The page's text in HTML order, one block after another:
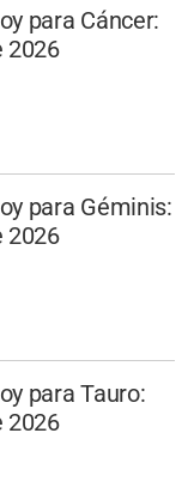
para Cáncer:
2026
para Géminis:
2026
para Tauro:
2026